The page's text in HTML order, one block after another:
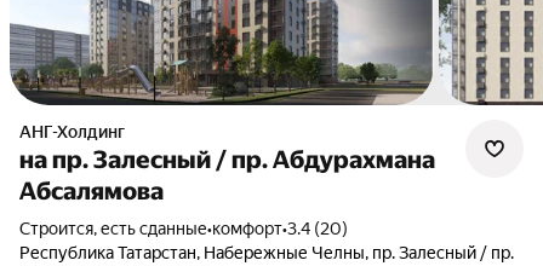
АНГ-Холдинг
на пр. Залесный / пр. Абдурахмана
Абсалямова
Строится, есть сданные•комфорт•3.4 (20)
Республика Татарстан, Набережные Челны, пр. Залесный / пр.